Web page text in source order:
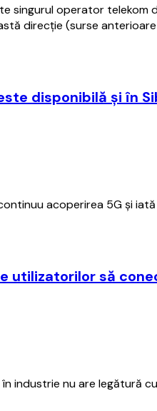
singurul operator
direcţie (surse
disponibilă şi în
acoperirea 5G şi
utilizatorilor să
industrie nu are legătură